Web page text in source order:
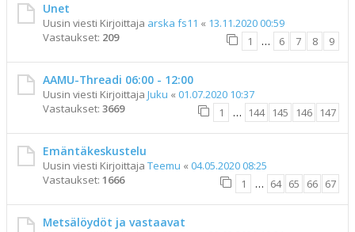
Unet
Uusin viesti Kirjoittaja arska fs11 « 13.11.2020 00:59
Vastaukset: 209 1 … 6 7 8 9
AAMU-Threadi 06:00 - 12:00
Uusin viesti Kirjoittaja Juku « 01.07.2020 10:37
Vastaukset: 3669 1 … 144 145 146 147
Emäntäkeskustelu
Uusin viesti Kirjoittaja Teemu « 04.05.2020 08:25
Vastaukset: 1666 1 … 64 65 66 67
Metsälöydöt ja vastaavat